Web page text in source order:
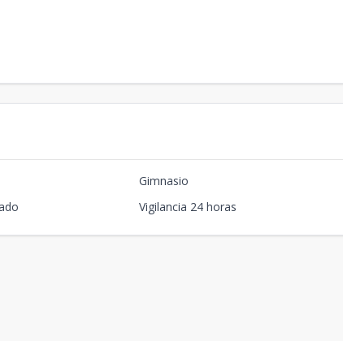
Gimnasio
Vigilancia 24 horas